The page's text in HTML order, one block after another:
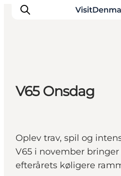
Inspiration
Destinationer
Planlæg ferien
V65 Onsdag
Oplev trav, spil og
V65 i november
efterårets køligere